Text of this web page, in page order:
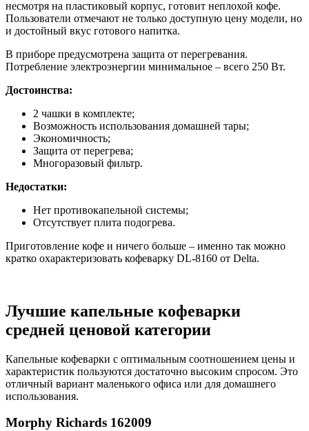
несмотря на пластиковый корпус, готовит неплохой кофе.
Пользователи отмечают не только доступную цену модели, но
и достойный вкус готового напитка.
В приборе предусмотрена защита от перегревания.
Потребление электроэнергии минимальное – всего 250 Вт.
Достоинства:
2 чашки в комплекте;
Возможность использования домашней тары;
Экономичность;
Защита от перегрева;
Многоразовый фильтр.
Недостатки:
Нет противокапельной системы;
Отсутствует плита подогрева.
Приготовление кофе и ничего больше – именно так можно
кратко охарактеризовать кофеварку DL-8160 от Delta.
Лучшие капельные кофеварки
средней ценовой категории
Капельные кофеварки с оптимальным соотношением цены и
характеристик пользуются достаточно высоким спросом. Это
отличный вариант маленького офиса или для домашнего
использования.
Morphy Richards 162009